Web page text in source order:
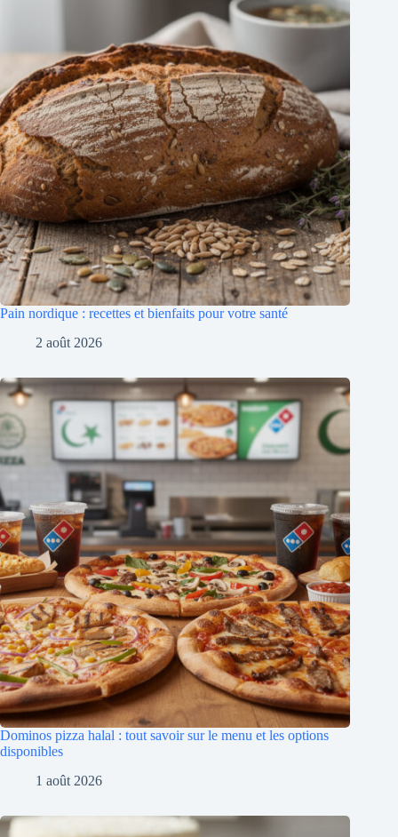
Pain nordique : recettes et bienfaits pour votre santé
2 août 2026
Dominos pizza halal : tout savoir sur le menu et les options
disponibles
1 août 2026